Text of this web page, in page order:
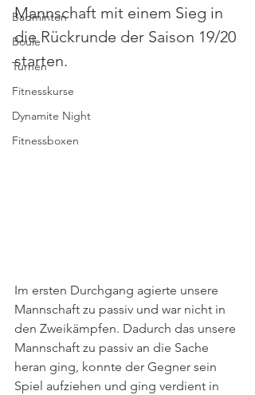
Badminton
Boule
Turnen
Fitnesskurse
Dynamite Night
Fitnessboxen
Mannschaft mit einem Sieg in
die Rückrunde der Saison 19/20
starten.
Im ersten Durchgang agierte unsere
Mannschaft zu passiv und war nicht in
den Zweikämpfen. Dadurch das unsere
Mannschaft zu passiv an die Sache
heran ging, konnte der Gegner sein
Spiel aufziehen und ging verdient in